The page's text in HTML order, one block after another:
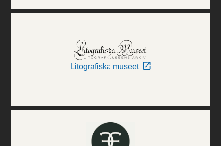
Litografiska museet